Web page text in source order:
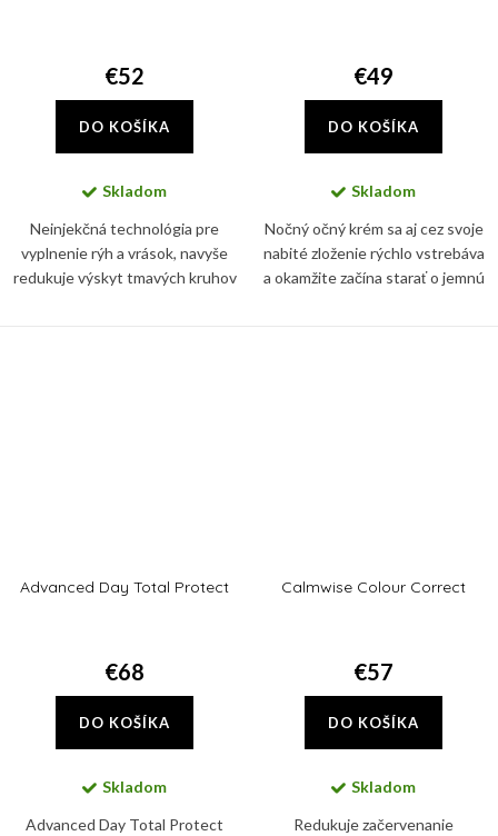
€52
DO KOŠÍKA
Skladom
Neinjekčná technológia pre
vyplnenie rýh a vrások, navyše
redukuje výskyt tmavých kruhov
€49
DO KOŠÍKA
Skladom
Nočný očný krém sa aj cez svoje
nabité zloženie rýchlo vstrebáva
a okamžite začína starať o jemnú
Advanced Day Total Protect
€68
DO KOŠÍKA
Skladom
Advanced Day Total Protect
Calmwise Colour Correct
€57
DO KOŠÍKA
Skladom
Redukuje začervenanie